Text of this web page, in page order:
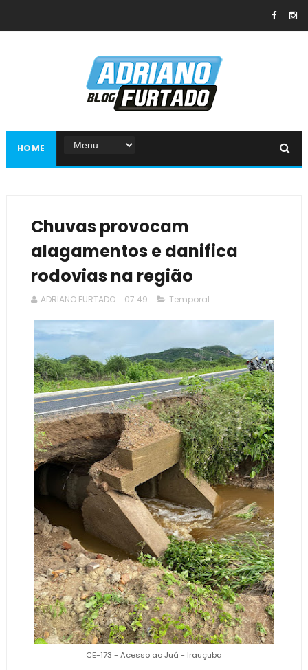
HOME
Chuvas provocam
alagamentos e danifica
rodovias na região
ADRIANO FURTADO 07:49 Temporal
CE-173 - Acesso ao Juá - Irauçuba